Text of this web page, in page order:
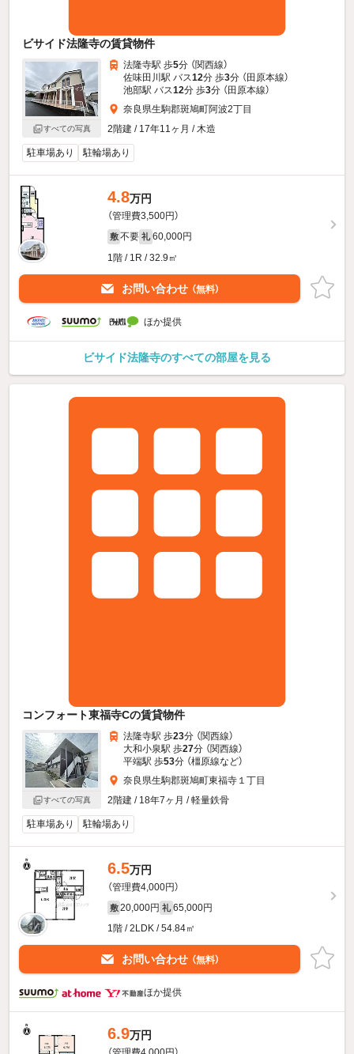
ビサイド法隆寺の賃貸物件
すべての写真
法隆寺駅 歩5分 （関西線）
佐味田川駅 バス12分 歩3分 （田原本線）
池部駅 バス12分 歩3分 （田原本線）
奈良県生駒郡斑鳩町阿波2丁目
2階建 / 17年11ヶ月 / 木造
駐車場あり 駐輪場あり
4.8万円
（管理費3,500円）
敷 不要 礼 60,000円
1階 / 1R / 32.9㎡
お問い合わせ （無料）
ほか提供
ビサイド法隆寺のすべての部屋を見る
コンフォート東福寺Cの賃貸物件
すべての写真
法隆寺駅 歩23分 （関西線）
大和小泉駅 歩27分 （関西線）
平端駅 歩53分 （橿原線など）
奈良県生駒郡斑鳩町東福寺１丁目
2階建 / 18年7ヶ月 / 軽量鉄骨
駐車場あり 駐輪場あり
6.5万円
（管理費4,000円）
敷 20,000円 礼 65,000円
1階 / 2LDK / 54.84㎡
お問い合わせ （無料）
ほか提供
6.9万円